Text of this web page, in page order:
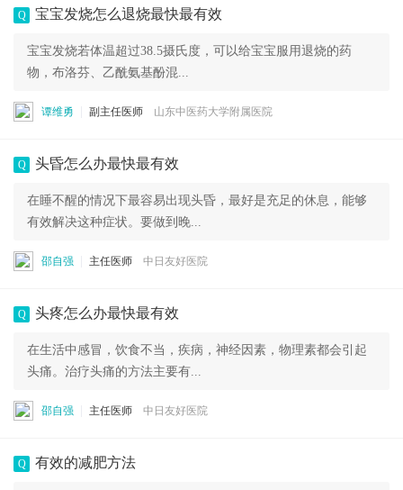
Q 宝宝发烧怎么退烧最快最有效
宝宝发烧若体温超过38.5摄氏度，可以给宝宝服用退烧的药
物，布洛芬、乙酰氨基酚混...
谭维勇 副主任医师 山东中医药大学附属医院
Q 头昏怎么办最快最有效
在睡不醒的情况下最容易出现头昏，最好是充足的休息，能够
有效解决这种症状。要做到晚...
邵自强 主任医师 中日友好医院
Q 头疼怎么办最快最有效
在生活中感冒，饮食不当，疾病，神经因素，物理素都会引起
头痛。治疗头痛的方法主要有...
邵自强 主任医师 中日友好医院
Q 有效的减肥方法